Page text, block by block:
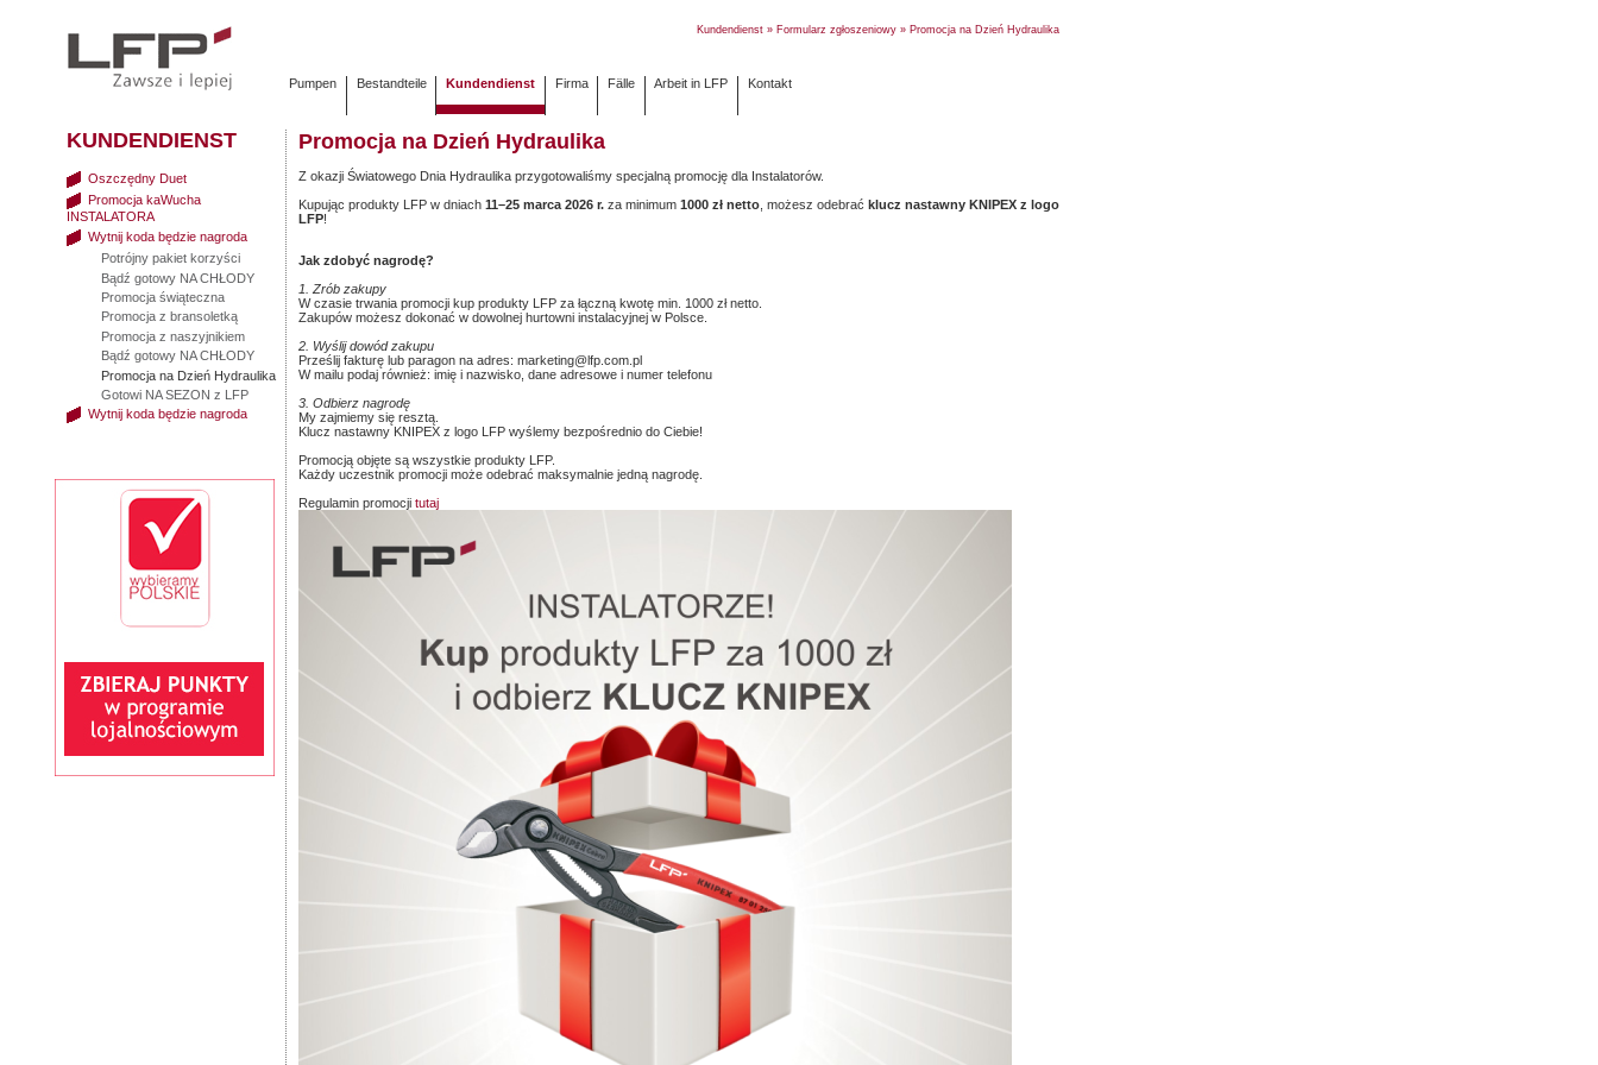
Kundendienst » Formularz zgłoszeniowy » Promocja na Dzień Hydraulika
Pumpen Bestandteile Kundendienst Firma Fälle Arbeit in LFP Kontakt
Promocja na Dzień Hydraulika
Z okazji Światowego Dnia Hydraulika przygotowaliśmy specjalną promocję dla Instalatorów.
Kupując produkty LFP w dniach 11–25 marca 2026 r. za minimum 1000 zł netto , możesz odebrać klucz nastawny KNIPEX z logo
LFP!
Jak zdobyć nagrodę?
1. Zrób zakupy
W czasie trwania promocji kup produkty LFP za łączną kwotę min. 1000 zł netto.
Zakupów możesz dokonać w dowolnej hurtowni instalacyjnej w Polsce.
2. Wyślij dowód zakupu
Prześlij fakturę lub paragon na adres: marketing@lfp.com.pl
W mailu podaj również: imię i nazwisko, dane adresowe i numer telefonu
3. Odbierz nagrodę
My zajmiemy się resztą.
Klucz nastawny KNIPEX z logo LFP wyślemy bezpośrednio do Ciebie!
Promocją objęte są wszystkie produkty LFP.
Każdy uczestnik promocji może odebrać maksymalnie jedną nagrodę.
Regulamin promocji tutaj
KUNDENDIENST
Oszczędny Duet
Promocja kaWucha
INSTALATORA
Wytnij koda będzie nagroda
Potrójny pakiet korzyści
Bądź gotowy NA CHŁODY
Promocja świąteczna
Promocja z bransoletką
Promocja z naszyjnikiem
Bądź gotowy NA CHŁODY
Promocja na Dzień Hydraulika
Gotowi NA SEZON z LFP
Wytnij koda będzie nagroda